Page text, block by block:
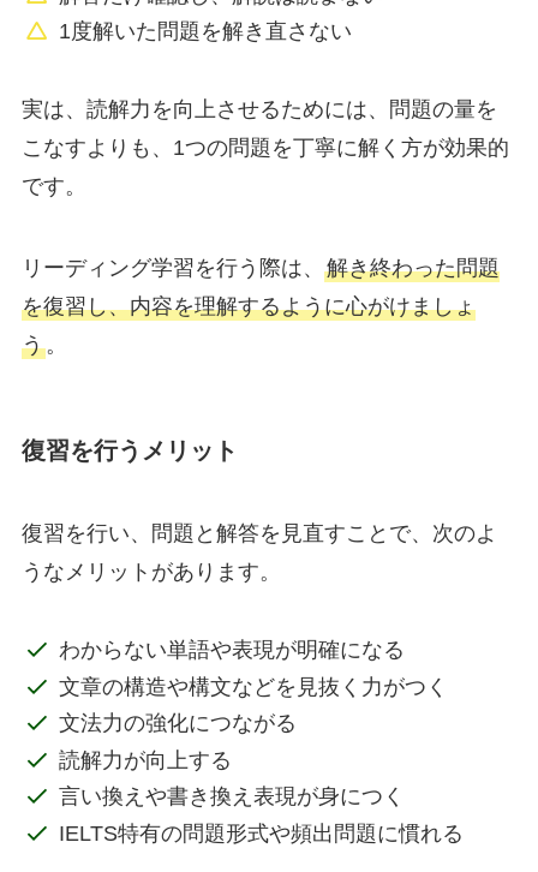
1度解いた問題を解き直さない
実は、読解力を向上させるためには、問題の量を
こなすよりも、1つの問題を丁寧に解く方が効果的
です。
リーディング学習を行う際は、 解き終わった問題
を復習し、内容を理解するように心がけましょ
う。
復習を行うメリット
復習を行い、問題と解答を見直すことで、次のよ
うなメリットがあります。
わからない単語や表現が明確になる
文章の構造や構文などを見抜く力がつく
文法力の強化につながる
読解力が向上する
言い換えや書き換え表現が身につく
IELTS特有の問題形式や頻出問題に慣れる